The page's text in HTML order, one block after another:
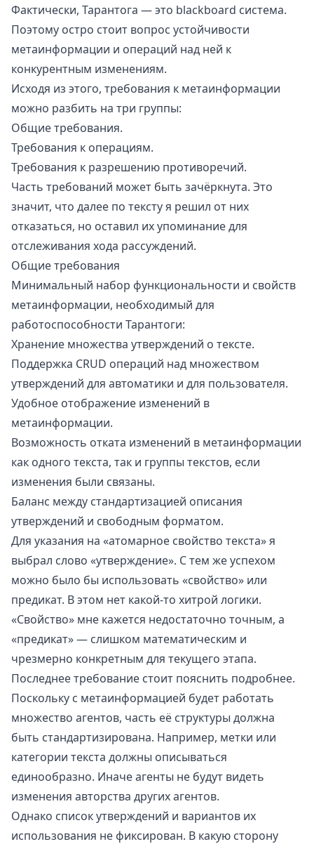
Фактически, Тарантога — это blackboard система.
Поэтому остро стоит вопрос устойчивости
метаинформации и операций над ней к
конкурентным изменениям.
Исходя из этого, требования к метаинформации
можно разбить на три группы:
Общие требования.
Требования к операциям.
Требования к разрешению противоречий.
Часть требований может быть зачёркнута. Это
значит, что далее по тексту я решил от них
отказаться, но оставил их упоминание для
отслеживания хода рассуждений.
Общие требования
Минимальный набор функциональности и свойств
метаинформации, необходимый для
работоспособности Тарантоги:
Хранение множества утверждений о тексте.
Поддержка CRUD операций над множеством
утверждений для автоматики и для пользователя.
Удобное отображение изменений в
метаинформации.
Возможность отката изменений в метаинформации
как одного текста, так и группы текстов, если
изменения были связаны.
Баланс между стандартизацией описания
утверждений и свободным форматом.
Для указания на «атомарное свойство текста» я
выбрал слово «утверждение». С тем же успехом
можно было бы использовать «свойство» или
предикат. В этом нет какой-то хитрой логики.
«Свойство» мне кажется недостаточно точным, а
«предикат» — слишком математическим и
чрезмерно конкретным для текущего этапа.
Последнее требование стоит пояснить подробнее.
Поскольку с метаинформацией будет работать
множество агентов, часть её структуры должна
быть стандартизирована. Например, метки или
категории текста должны описываться
единообразно. Иначе агенты не будут видеть
изменения авторства других агентов.
Однако список утверждений и вариантов их
использования не фиксирован. В какую сторону